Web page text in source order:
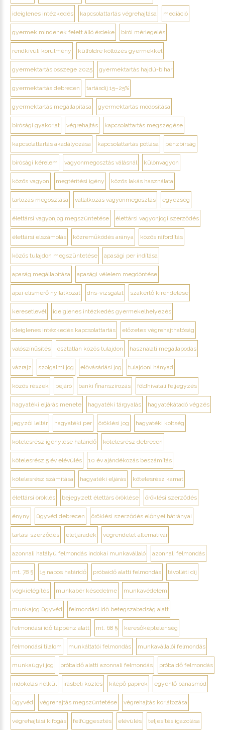
ideiglenes intézkedés kapcsolattartás végrehajtása mediáció
gyermek mindenek felett álló érdeke bírói mérlegelés
rendkívüli körülmény külföldre költözés gyermekkel
gyermektartás összege 2025 gyermektartás hajdú-bihar
gyermektartás debrecen tartásdíj 15–25%
gyermektartás megállapítása gyermektartás módosítása
bírósági gyakorlat végrehajtás kapcsolattartás megszegése
kapcsolattartás akadályozása kapcsolattartás pótlása pénzbírság
bírósági kérelem vagyonmegosztás válásnál különvagyon
közös vagyon megtérítési igény közös lakás használata
tartozás megosztása vállalkozás vagyonmegosztás egyezség
élettársi vagyonjog megszüntetése élettársi vagyonjogi szerződés
élettársi elszámolás közreműködés aránya közös ráfordítás
közös tulajdon megszüntetése apasági per indítása
apaság megállapítása apasági vélelem megdöntése
apai elismerő nyilatkozat dns-vizsgálat szakértő kirendelése
keresetlevél ideiglenes intézkedés gyermekelhelyezés
ideiglenes intézkedés kapcsolattartás előzetes végrehajthatóság
valószínűsítés osztatlan közös tulajdon használati megállapodás
vázrajz szolgalmi jog elővásárlási jog tulajdoni hányad
közös részek bejáró banki finanszírozás földhivatali feljegyzés
hagyatéki eljárás menete hagyatéki tárgyalás hagyatékátadó végzés
jegyzői leltár hagyatéki per öröklési jog hagyatéki költség
kötelesrész igénylése határidő kötelesrész debrecen
kötelesrész 5 év elévülés 10 év ajándékozás beszámítás
kötelesrész számítása hagyatéki eljárás kötelesrész kamat
élettársi öröklés bejegyzett élettárs öröklése öröklési szerződés
ényny ügyvéd debrecen öröklési szerződés előnyei hátrányai
tartási szerződés életjáradék végrendelet alternatívái
azonnali hatályú felmondás indokai munkavállaló azonnali felmondás
mt. 78 § 15 napos határidő próbaidő alatti felmondás távolléti díj
végkielégítés munkabér késedelme munkavédelem
munkajog ügyvéd felmondási idő betegszabadság alatt
felmondási idő táppénz alatt mt. 68 § keresőképtelenség
felmondási tilalom munkáltatói felmondás munkavállalói felmondás
munkaügyi jog próbaidő alatti azonnali felmondás próbaidő felmondás
indokolás nélkül írásbeli közlés kilépő papírok egyenlő bánásmód
ügyvéd végrehajtás megszüntetése végrehajtás korlátozása
végrehajtási kifogás felfüggesztés elévülés teljesítés igazolása